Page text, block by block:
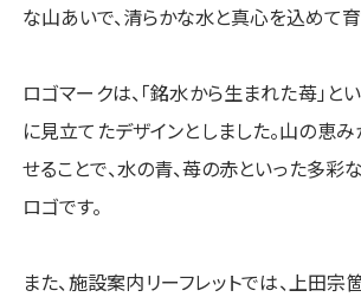
な山あいで、清らかな水と真心を込めて
ロゴマークは、「銘水から生まれた苺」
に見立てたデザインとしました。山の恵
せることで、水の青、苺の赤といった多
ロゴです。
また、施設案内リーフレットでは、上田